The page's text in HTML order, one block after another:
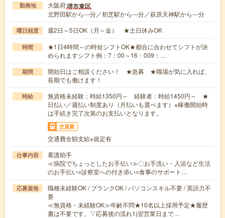
勤務地 大阪府堺市東区
北野田駅から---分／初芝駅から---分／萩原天神駅から---分
曜日頻度 週2日～5日OK（月～金） ★土日休みOK
時間
★1日4時間～の時短シフトOK★都合に合わせてシフトが決
められますシフト例：7：00～16：009：…
期間
開始日はご相談ください！ ★急募 ★職場が気に入れば、
長期でも働けます！
時給
無資格未経験：時給1350円～ 経験者：時給1450円～ ★
日払い／週払い制度あり（月払いも選べます）※稼働開始時
は手続き完了次第のお支払いとなります。
交通費
交通費全額支給※規定有
仕事内容
看護助手
≪病院でちょっとしたお手伝い≫〇お手洗い・入浴など生活
のお手伝い○診察室への付き添い○食事のサポート…
応募資格
職種未経験OK / ブランクOK / パソコンスキル不要 / 英語力不
要
≪無資格・未経験OK≫年齢不問★10名以上採用予定★履歴
書は不要です。▽応募後の流れ1)翌営業日まで…